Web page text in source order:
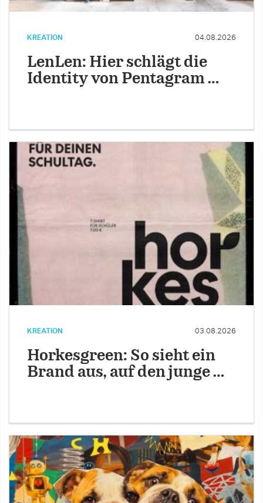
KREATION 04.08.2026
LenLen: Hier schlägt die
Identity von Pentagram …
KREATION 03.08.2026
Horkesgreen: So sieht ein
Brand aus, auf den junge …